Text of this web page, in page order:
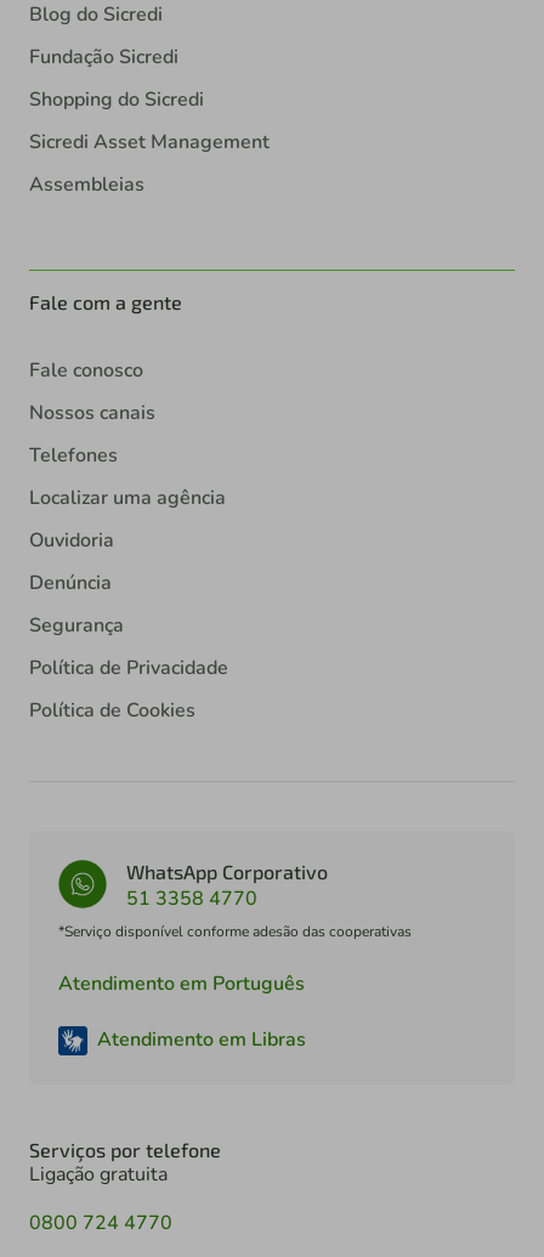
Blog do Sicredi
Fundação Sicredi
Shopping do Sicredi
Sicredi Asset Management
Assembleias
Fale com a gente
Fale conosco
Nossos canais
Telefones
Localizar uma agência
Ouvidoria
Denúncia
Segurança
Política de Privacidade
Política de Cookies
WhatsApp Corporativo
51 3358 4770
*Serviço disponível conforme adesão das cooperativas
Atendimento em Português
Atendimento em Libras
Serviços por telefone
Ligação gratuita
0800 724 4770